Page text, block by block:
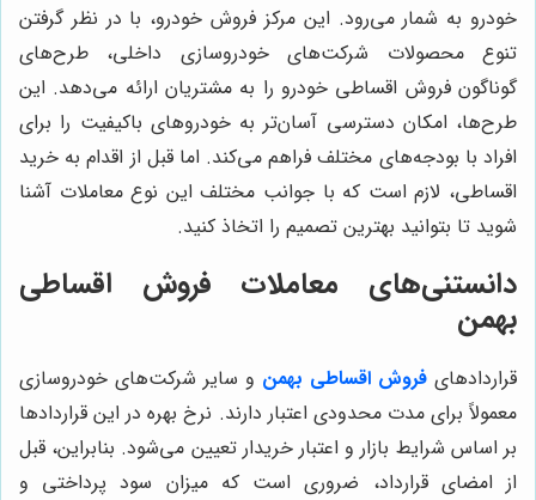
خودرو به شمار می‌رود. این مرکز فروش خودرو، با در نظر گرفتن
تنوع محصولات شرکت‌های خودروسازی داخلی، طرح‌های
گوناگون فروش اقساطی خودرو را به مشتریان ارائه می‌دهد. این
طرح‌ها، امکان دسترسی آسان‌تر به خودروهای باکیفیت را برای
افراد با بودجه‌های مختلف فراهم می‌کند. اما قبل از اقدام به خرید
اقساطی، لازم است که با جوانب مختلف این نوع معاملات آشنا
شوید تا بتوانید بهترین تصمیم را اتخاذ کنید.
دانستنی‌های معاملات فروش اقساطی
بهمن
قراردادهای فروش اقساطی بهمن و سایر شرکت‌های خودروسازی
معمولاً برای مدت محدودی اعتبار دارند. نرخ بهره در این قراردادها
بر اساس شرایط بازار و اعتبار خریدار تعیین می‌شود. بنابراین، قبل
از امضای قرارداد، ضروری است که میزان سود پرداختی و